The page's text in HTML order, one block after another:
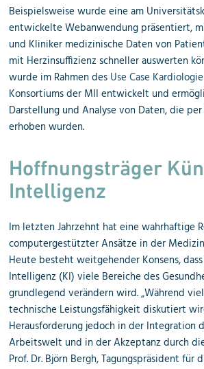
Beispielsweise wurde eine am
entwickelte Webanwendung präsentiert,
und Kliniker medizinische Daten von
mit Herzinsuffizienz schneller auswerten
wurde im Rahmen des Use Case Kardiologie
Konsortiums der MII entwickelt und
Darstellung und Analyse von Daten, die
erhoben wurden.
Hoffnungsträger
Intelligenz
Im letzten Jahrzehnt hat eine wahrhaftige
computergestützter Ansätze in der
Heute besteht weitgehender Konsens,
Intelligenz (KI) viele Bereiche des
grundlegend verändern wird. „Während
technische Leistungsfähigkeit diskutiert
Herausforderung jedoch in der Integration
Arbeitswelt und in der Akzeptanz durch
Prof. Dr. Björn Bergh, Tagungspräsident für